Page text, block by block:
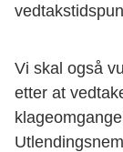
Vi skal også
etter at